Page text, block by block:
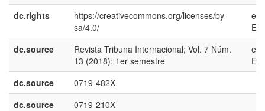
dc.rights
https://creativecommons.org/licenses/by-
sa/4.0/
es-
ES
dc.source
Revista Tribuna Internacional; Vol. 7 Núm.
13 (2018): 1er semestre
es-
ES
dc.source
0719-482X
dc.source
0719-210X